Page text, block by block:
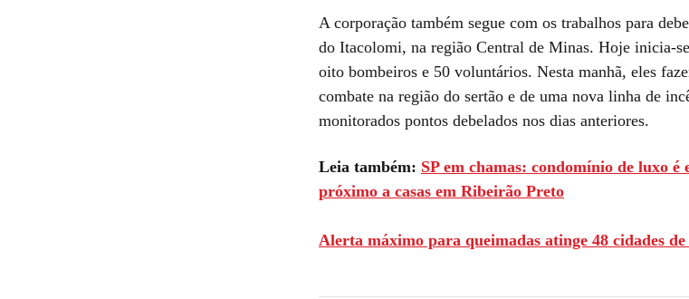
A corporação também segue com os trabalhos para
do Itacolomi, na região Central de Minas. Hoje inicia-
oito bombeiros e 50 voluntários. Nesta manhã, eles
combate na região do sertão e de uma nova linha de
monitorados pontos debelados nos dias anteriores.
Leia também: SP em chamas: condomínio de luxo é
próximo a casas em Ribeirão Preto
Alerta máximo para queimadas atinge 48 cidades de